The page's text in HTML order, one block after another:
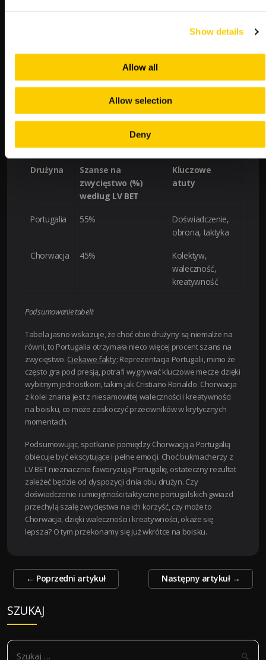
Show details
Allow all
Allow selection
Deny
zaawansowanych umiejętności taktycznych, co
sytuacji na boisku.
Chorwacja także dysponuje znakomitym składem i nie można
delikatną przewagę metodyczną, co czyni ją faworytem tego
starcia.
Drużyna
Szanse na
zwycięstwo (%)
według LV BET
Kluczowe
atuty
Portugalia 55%
Doświadczenie,
obrona, taktyka
Chorwacja 45%
Kolektyw,
waleczność,
kreatywność
Podsumowanie tabeli:
Tabela jasno wskazuje, że choć obie drużyny są niemalże na
równi, to Portugalia otrzymała nieco więcej procent szans na
zwycięstwo. Ciekawe fakty: Reprezentacja Portugalii, mimo że
często gra pod presją, potrafi wygrywać kluczowe mecze dzięki
wybitnym jednostkom, takim jak Cristiano Ronaldo. Chorwacja
z kolei znana jest z niesamowitej waleczności i kreatywności
na boisku, co może zaskoczyć przeciwników w krytycznych
momentach.
Podsumowując, spotkanie pomiędzy Chorwacją a Portugalią
obiecuje być ekscytujące i pełne emocji. Choć bukmacherzy z
LV BET nieznacznie faworyzują Portugalię, ostateczny rezultat
zależeć będzie od dyspozycji dnia obu drużyn. Czy
doświadczenie i umiejętności taktyczne portugalskich gwiazd
przechylą szalę zwycięstwa na ich korzyść, czy może to
Chorwacja, dzięki waleczności i kreatywności, okaże się
lepsza? O tym przekonamy się już wkrótce na boisku.
Zobacz
← Poprzedni artykuł Następny artykuł →
SZUKAJ
S